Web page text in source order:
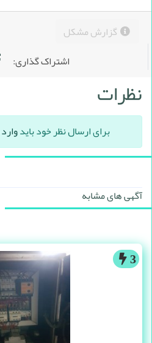
گزارش مشکل
اشتراک گذاری:
نظرات
برای ارسال نظر خود بایدوارد
آگهی های مشابه
3